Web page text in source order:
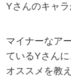
Yさんのキャ
マイナーなア
ているYさん
オススメを教